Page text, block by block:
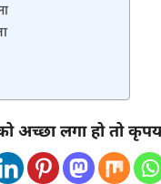
लगा हो तो